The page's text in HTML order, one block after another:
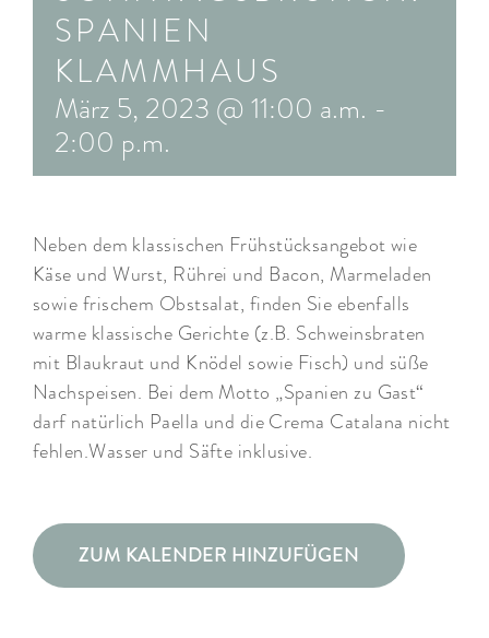
ARRANGEMENTS
WISSENSWERTES
SPANIEN
KLAMMHAUS
März 5, 2023 @ 11:00 a.m. -
2:00 p.m.
Neben dem klassischen Frühstücksangebot wie
Käse und Wurst, Rührei und Bacon, Marmeladen
sowie frischem Obstsalat, finden Sie ebenfalls
warme klassische Gerichte (z.B. Schweinsbraten
mit Blaukraut und Knödel sowie Fisch) und süße
Nachspeisen. Bei dem Motto „Spanien zu Gast“
darf natürlich Paella und die Crema Catalana nicht
fehlen.Wasser und Säfte inklusive.
ZUM KALENDER HINZUFÜGEN